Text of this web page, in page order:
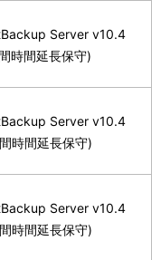
Server v10.4
時間延長保守)
Server v10.4
時間延長保守)
Server v10.4
時間延長保守)